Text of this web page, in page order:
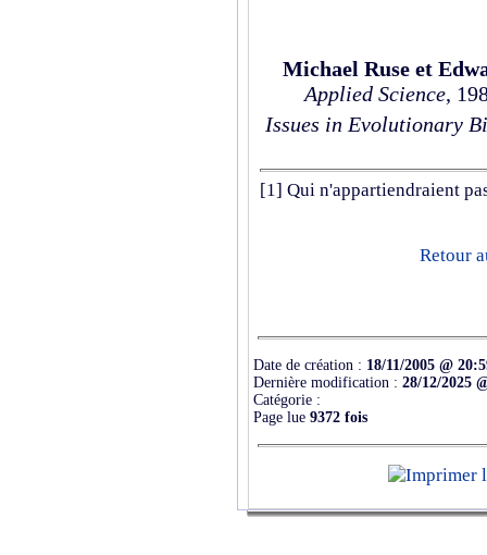
Michael Ruse et
Applied Science,
Issues in Evolutionary
[1] Qui n'appartiendraient
Retour
Date de création : 18/11/2005 @
Dernière modification : 28/12/2025
Catégorie :
Page lue 9372 fois